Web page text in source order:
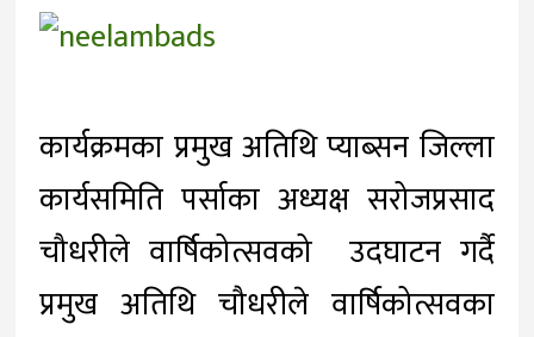
कार्यक्रमका प्रमुख अतिथि प्याब्सन जिल्ला
कार्यसमिति पर्साका अध्यक्ष सरोजप्रसाद
चौधरीले वार्षिकोत्सवको उदघाटन गर्दै
प्रमुख अतिथि चौधरीले वार्षिकोत्सवका